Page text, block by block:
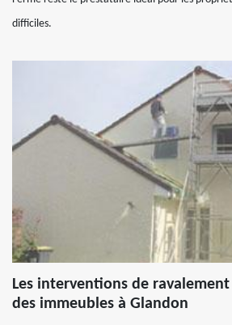
difficiles.
Les interventions de
des immeubles à Glandon